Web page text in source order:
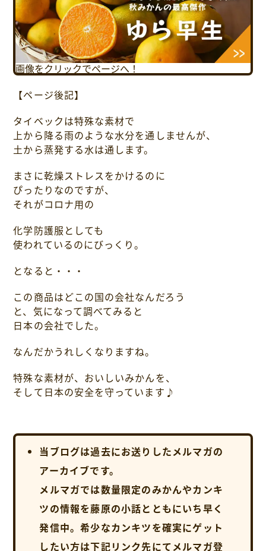
画像をクリックでページへ！
【ページ後記】
タイベックは特殊な素材で
上から降る雨のような水分を通しませんが、
土から蒸発する水は通します。
まさに乾燥ストレスをかけるのに
ぴったりなのですが、
それがコロナ用の
化学防護服としても
使われているのにびっくり。
となると・・・
この商品はどこの国の会社なんだろう
と、気になって調べてみると
日本の会社でした。
なんだかうれしくなりますね。
特殊な素材が、おいしいみかんを、
そして日本の安全を守っています♪
当ブログは過去にお送りしたメルマガの
アーカイブです。
メルマガでは数量限定のみかんやカンキ
ツの情報を藤原の小話とともにいち早く
発信中。希少なカンキツを確実にゲット
したい方は下記リンク先にてメルマガ登